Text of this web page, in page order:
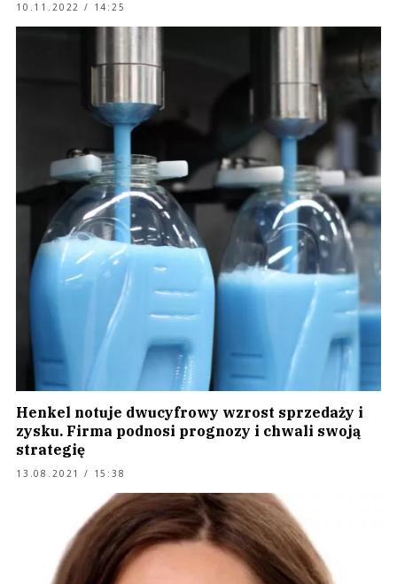
10.11.2022 / 14:25
Henkel notuje dwucyfrowy wzrost sprzedaży i
zysku. Firma podnosi prognozy i chwali swoją
strategię
13.08.2021 / 15:38